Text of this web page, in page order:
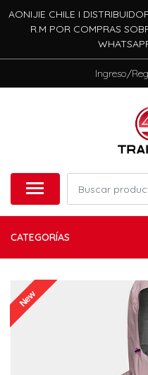
AONIJIE CHILE I
R.M POR COMPRAS
Ingreso/
CATEGORÍAS
New